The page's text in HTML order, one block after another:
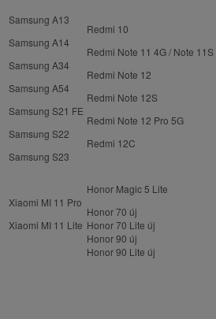
Samsung A13
Samsung A14
Samsung A34
Samsung A54
Samsung S21 FE
Samsung S22
Samsung S23
Xiaomi MI 11 Pro
Xiaomi MI 11 Lite
Redmi 10
Redmi Note 11 4G / Note 11S
Redmi Note 12
Redmi Note 12S
Redmi Note 12 Pro 5G
Redmi 12C
Honor Magic 5 Lite
Honor 70 új
Honor 70 Lite új
Honor 90 új
Honor 90 Lite új